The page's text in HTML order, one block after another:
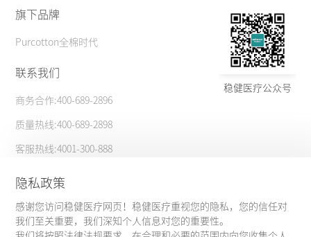
隐私政策
感谢您访问稳健医疗网页！稳健医疗重视您的隐私，您的信任对
我们至关重要，我们深知个人信息对您的重要性。
旗下品牌
Purcotton全棉时代
联系我们
商务合作:400-689-2896
质量热线:400-689-2898
客服热线:4001-300-888
更多信息
大客户合作 隐私政策
稳健医疗公众号